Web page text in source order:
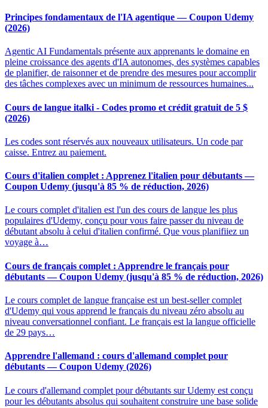
Principes fondamentaux de l'IA agentique — Coupon Udemy
(2026)
Agentic AI Fundamentals présente aux apprenants le domaine en
pleine croissance des agents d'IA autonomes, des systèmes capables
de planifier, de raisonner et de prendre des mesures pour accomplir
des tâches complexes avec un minimum de ressources humaines...
Cours de langue italki - Codes promo et crédit gratuit de 5 $
(2026)
Les codes sont réservés aux nouveaux utilisateurs. Un code par
caisse. Entrez au paiement.
Cours d'italien complet : Apprenez l'italien pour débutants —
Coupon Udemy (jusqu'à 85 % de réduction, 2026)
Le cours complet d'italien est l'un des cours de langue les plus
populaires d'Udemy, conçu pour vous faire passer du niveau de
débutant absolu à celui d'italien confirmé. Que vous planifiiez un
voyage à…
Cours de français complet : Apprendre le français pour
débutants — Coupon Udemy (jusqu'à 85 % de réduction, 2026)
Le cours complet de langue française est un best-seller complet
d'Udemy qui vous apprend le français du niveau zéro absolu au
niveau conversationnel confiant. Le français est la langue officielle
de 29 pays…
Apprendre l'allemand : cours d'allemand complet pour
débutants — Coupon Udemy (2026)
Le cours d'allemand complet pour débutants sur Udemy est conçu
pour les débutants absolus qui souhaitent construire une base solide